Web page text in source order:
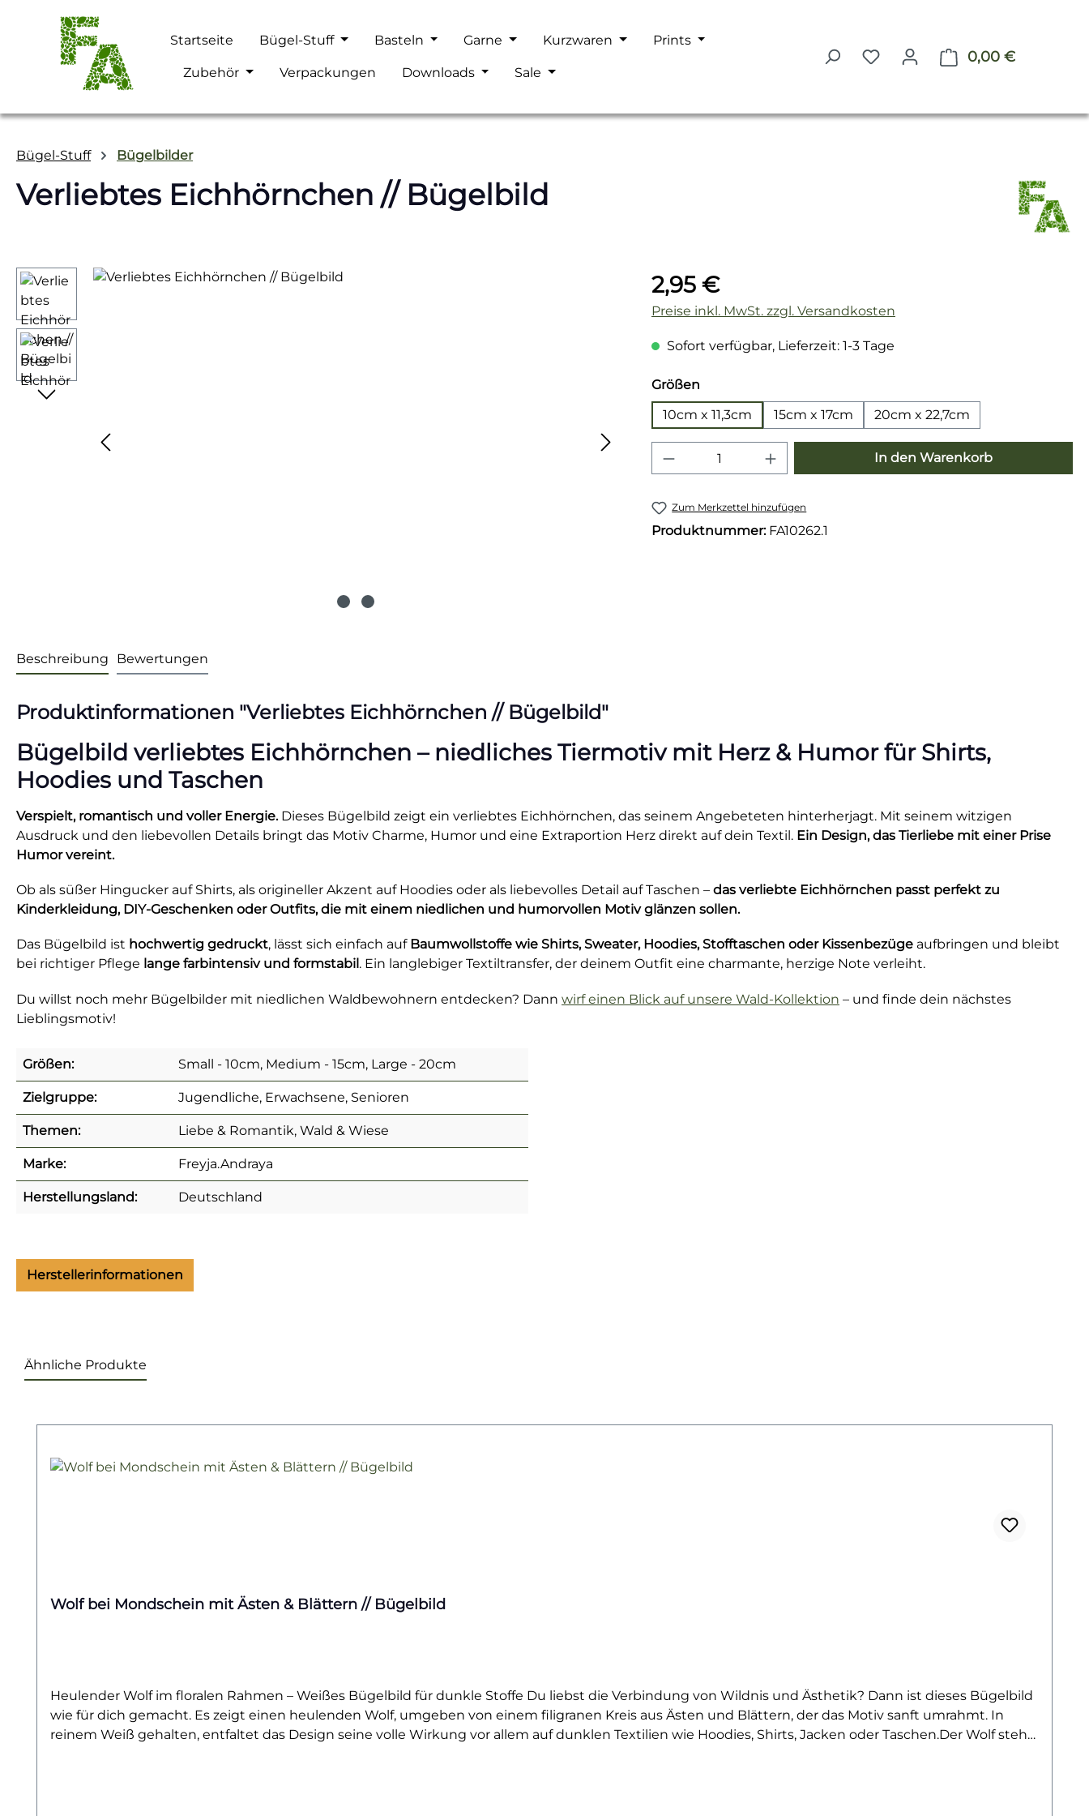
Hauptinhalt springen
Zur Suche springen
Zur Hauptnavigation springen
Startseite
Bügel-Stuff Basteln Garne Kurzwaren Prints
Zubehör Verpackungen Downloads Sale
0,00 €
Bügel-Stuff Bügelbilder
Verliebtes Eichhörnchen // Bügelbild
Bildergalerie überspringen Regulärer Preis:
2,95 €
Preise inkl. MwSt. zzgl. Versandkosten
Sofort verfügbar, Lieferzeit: 1-3 Tage
Größen
10cm x 11,3cm
15cm x 17cm 20cm x 22,7cm
Produkt Anzahl: Gib den gewünschten
In den Warenkorb
Zum Merkzettel hinzufügen
Produktnummer: FA10262.1
Beschreibung Bewertungen
Produktinformationen "Verliebtes Eichhörnchen // Bügelbild"
Bügelbild verliebtes Eichhörnchen – niedliches Tiermotiv mit Herz & Humor für Shirts,
Hoodies und Taschen
Verspielt, romantisch und voller Energie.Dieses Bügelbild zeigt ein verliebtes Eichhörnchen, das seinem Angebeteten hinterherjagt. Mit seinem witzigen
Ausdruck und den liebevollen Details bringt das Motiv Charme, Humor und eine Extraportion Herz direkt auf dein Textil. Ein Design, das Tierliebe mit einer Prise
Humor vereint.
Ob als süßer Hingucker auf Shirts, als origineller Akzent auf Hoodies oder als liebevolles Detail auf Taschen – das verliebte Eichhörnchen passt perfekt zu
Kinderkleidung, DIY-Geschenken oder Outfits, die mit einem niedlichen und humorvollen Motiv glänzen sollen.
Das Bügelbild ist hochwertig gedruckt, lässt sich einfach auf Baumwollstoffe wie Shirts, Sweater, Hoodies, Stofftaschen oder Kissenbezüge aufbringen und bleibt
bei richtiger Pflege lange farbintensiv und formstabil . Ein langlebiger Textiltransfer, der deinem Outfit eine charmante, herzige Note verleiht.
Du willst noch mehr Bügelbilder mit niedlichen Waldbewohnern entdecken? Dann wirf einen Blick auf unsere Wald-Kollektion – und finde dein nächstes
Lieblingsmotiv!
Größen: Small - 10cm, Medium - 15cm, Large - 20cm
Zielgruppe: Jugendliche, Erwachsene, Senioren
Themen: Liebe & Romantik, Wald & Wiese
Marke: Freyja.Andraya
Herstellungsland: Deutschland
Herstellerinformationen
Ähnliche Produkte
Wolf bei Mondschein mit Ästen & Blättern // Bügelbild
Heulender Wolf im floralen Rahmen – Weißes Bügelbild für dunkle Stoffe Du liebst die Verbindung von Wildnis und Ästhetik? Dann ist dieses Bügelbild
wie für dich gemacht. Es zeigt einen heulenden Wolf, umgeben von einem filigranen Kreis aus Ästen und Blättern, der das Motiv sanft umrahmt. In
reinem Weiß gehalten, entfaltet das Design seine volle Wirkung vor allem auf dunklen Textilien wie Hoodies, Shirts, Jacken oder Taschen.Der Wolf steht